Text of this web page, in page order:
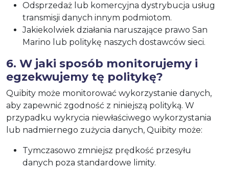
Odsprzedaż lub komercyjna dystrybucja usług
transmisji danych innym podmiotom.
Jakiekolwiek działania naruszające prawo San
Marino lub politykę naszych dostawców sieci.
6. W jaki sposób monitorujemy i
egzekwujemy tę politykę?
Quibity może monitorować wykorzystanie danych,
aby zapewnić zgodność z niniejszą polityką. W
przypadku wykrycia niewłaściwego wykorzystania
lub nadmiernego zużycia danych, Quibity może:
Tymczasowo zmniejsz prędkość przesyłu
danych poza standardowe limity.